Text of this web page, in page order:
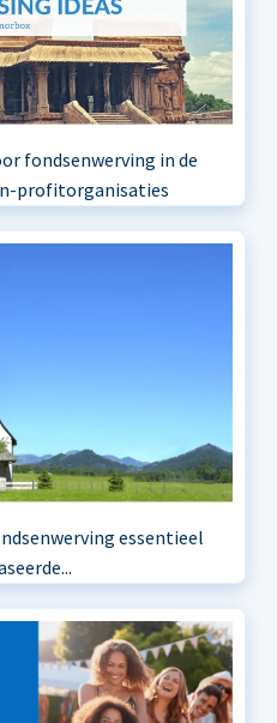
fondsenwerving in de
profitorganisaties
essentieel